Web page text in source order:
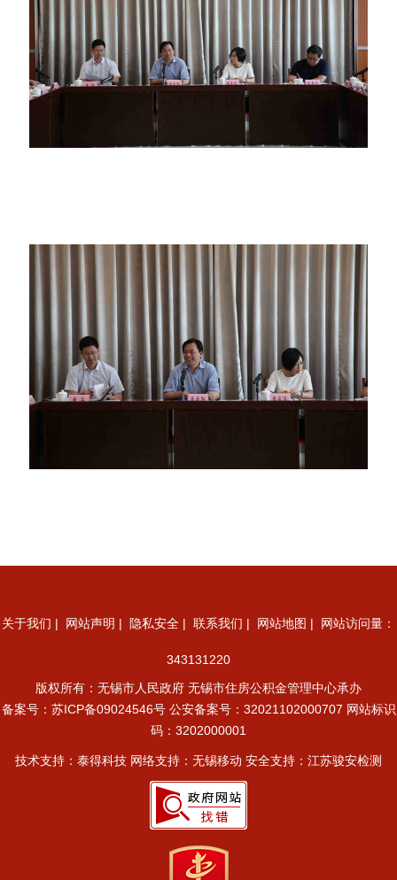
关于我们 网站声明 隐私安全 联系我们 网站地图 | 网站访问量：
343131220
版权所有：无锡市人民政府 无锡市住房公积金管理中心承办
备案号： 苏ICP备09024546号 公安备案号：32021102000707 网站标识
码：3202000001
技术支持：泰得科技 网络支持：无锡移动 安全支持：江苏骏安检测